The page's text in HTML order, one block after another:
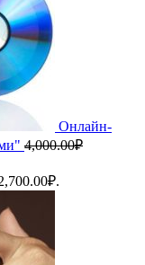
Онлайн-
4,000.00₽